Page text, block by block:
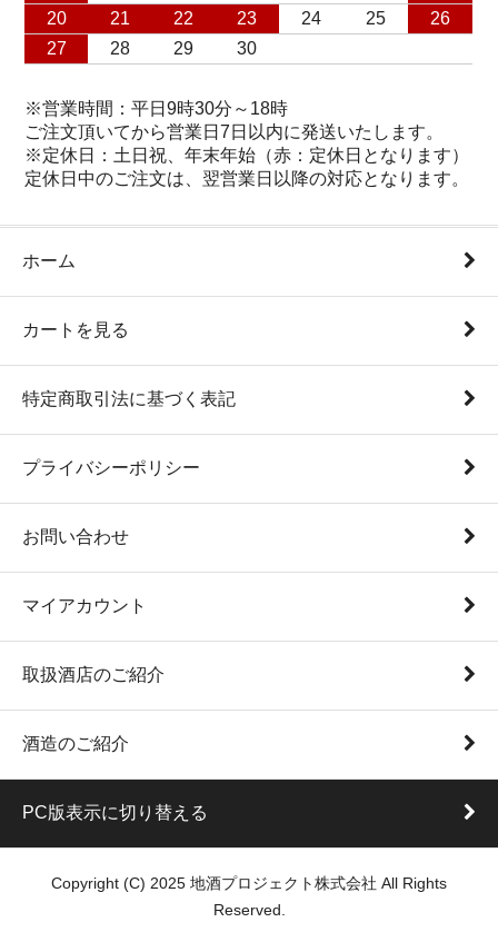
20
21 22 23 24 25
26
27
28 29 30
※営業時間：平日9時30分～18時
ご注文頂いてから営業日7日以内に発送いたします。
※定休日：土日祝、年末年始（赤：定休日となります）
定休日中のご注文は、翌営業日以降の対応となります。
ホーム
カートを見る
特定商取引法に基づく表記
プライバシーポリシー
お問い合わせ
マイアカウント
取扱酒店のご紹介
酒造のご紹介
PC版表示に切り替える
Copyright (C) 2025 地酒プロジェクト株式会社 All Rights
Reserved.